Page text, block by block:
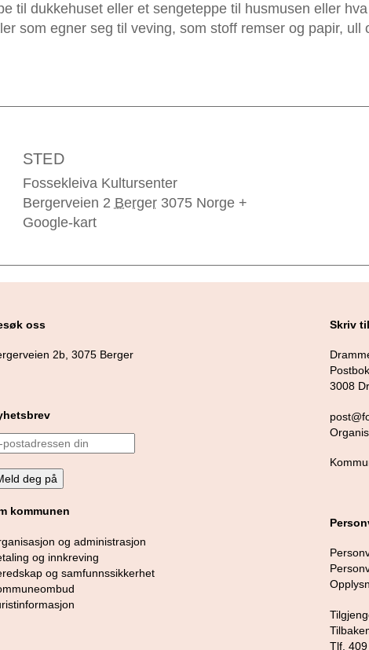
til dukkehuset eller et sengeteppe til husmusen eller
som egner seg til veving, som stoff remser og papir, ull
STED
Fossekleiva Kultursenter
Bergerveien 2 Berger 3075 Norge +
Google-kart
oss
2b, 3075 Berger
kommunen
og administrasjon
og innkreving
og samfunnssikkerhet
Skriv
3008
Tlf. 409